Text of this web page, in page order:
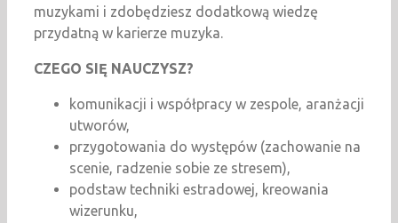
muzykami i zdobędziesz dodatkową wiedzę
przydatną w karierze muzyka.
CZEGO SIĘ NAUCZYSZ?
komunikacji i współpracy w zespole, aranżacji
utworów,
przygotowania do występów (zachowanie na
scenie, radzenie sobie ze stresem),
podstaw techniki estradowej, kreowania
wizerunku,